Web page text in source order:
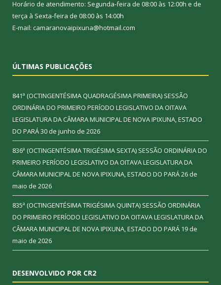
Horário de atendimento: Segunda-feira de 08:00 às 12:00h e de
terça à Sexta-feira de 08:00 às 14:00h
E-mail: camaranovaipixuna@hotmail.com
ÚLTIMAS PUBLICAÇÕES
841ª (OCTINGENTÉSIMA QUADRAGÉSIMA PRIMEIRA) SESSÃO
ORDINÁRIA DO PRIMEIRO PERÍODO LEGISLATIVO DA OITAVA
LEGISLATURA DA CÂMARA MUNICIPAL DE NOVA IPIXUNA, ESTADO
DO PARÁ30 de junho de 2026
836ª (OCTINGENTÉSIMA TRIGÉSIMA SEXTA) SESSÃO ORDINÁRIA DO
PRIMEIRO PERÍODO LEGISLATIVO DA OITAVA LEGISLATURA DA
CÂMARA MUNICIPAL DE NOVA IPIXUNA, ESTADO DO PARÁ26 de
maio de 2026
835ª (OCTINGENTÉSIMA TRIGÉSIMA QUINTA) SESSÃO ORDINÁRIA
DO PRIMEIRO PERÍODO LEGISLATIVO DA OITAVA LEGISLATURA DA
CÂMARA MUNICIPAL DE NOVA IPIXUNA, ESTADO DO PARÁ 19 de
maio de 2026
DESENVOLVIDO POR CR2